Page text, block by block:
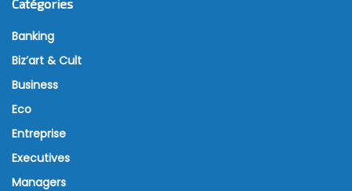
Catégories
Banking
Biz’art & Cult
Business
Eco
Entreprise
Executives
Managers